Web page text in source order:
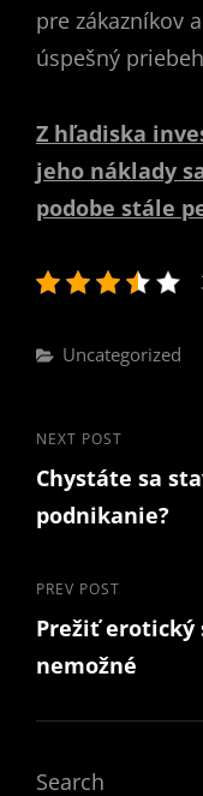
pre zákazníkov
úspešný
Z hľadiska
jeho náklady
podobe stále
Categories
Uncategorized
Post
Previous
Post
PREV POST
Prežiť erotický
nemožné
Next
Post
NEXT POST
Chystáte sa
podnikanie?
Search